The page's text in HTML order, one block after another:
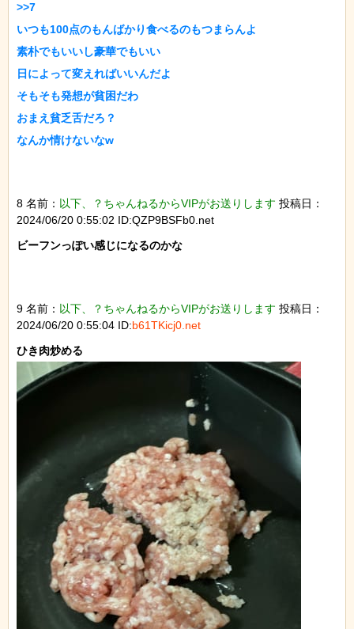
>>7
いつも100点のもんばかり食べるのもつまらんよ
素朴でもいいし豪華でもいい
日によって変えればいいんだよ
そもそも発想が貧困だわ
おまえ貧乏舌だろ？
なんか情けないなw
8 名前： 以下、？ちゃんねるからVIPがお送りします 投稿日：
2024/06/20 0:55:02 ID:QZP9BSFb0.net
ビーフンっぽい感じになるのかな
9 名前： 以下、？ちゃんねるからVIPがお送りします 投稿日：
2024/06/20 0:55:04 ID:b61TKicj0.net